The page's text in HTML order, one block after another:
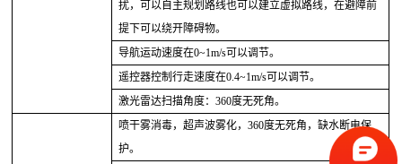
扰，可以自主规划路线也可以建立虚拟路线，在避障前
提下可以绕开障碍物。
导航运动速度在0~1m/s可以调节。
遥控器控制行走速度在0.4~1m/s可以调节。
激光雷达扫描角度：360度无死角。
喷干雾消毒，超声波雾化，360度无死角，缺水断电保
护。